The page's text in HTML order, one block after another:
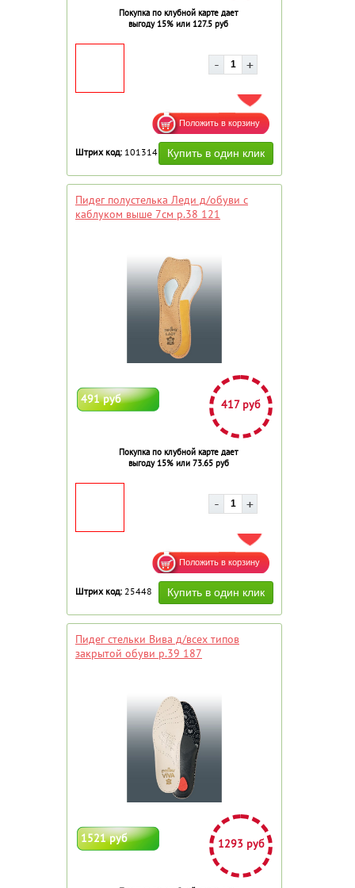
Покупка по клубной карте дает
выгоду 15% или 127.5 руб
ДОБАВИТЬ В ИЗБРАННОЕ
Штрих код: 101314
Пидег полустелька Леди д/обуви с
каблуком выше 7см р.38 121
491 руб 417 руб
Покупка по клубной карте дает
выгоду 15% или 73.65 руб
ДОБАВИТЬ В ИЗБРАННОЕ
Штрих код: 25448
Пидег стельки Вива д/всех типов
закрытой обуви р.39 187
1521 руб 1293 руб